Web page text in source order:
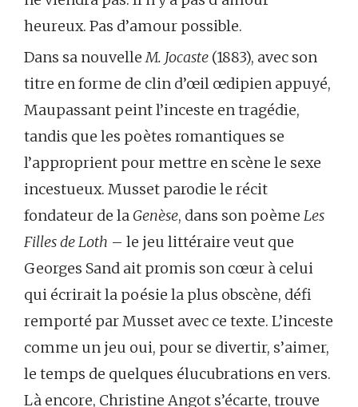
heureux. Pas d’amour possible.
Dans sa nouvelle M. Jocaste (1883), avec son
titre en forme de clin d’œil œdipien appuyé,
Maupassant peint l’inceste en tragédie,
tandis que les poètes romantiques se
l’approprient pour mettre en scène le sexe
incestueux. Musset parodie le récit
fondateur de la Genèse, dans son poème Les
Filles de Loth – le jeu littéraire veut que
Georges Sand ait promis son cœur à celui
qui écrirait la poésie la plus obscène, défi
remporté par Musset avec ce texte. L’inceste
comme un jeu oui, pour se divertir, s’aimer,
le temps de quelques élucubrations en vers.
Là encore, Christine Angot s’écarte, trouve